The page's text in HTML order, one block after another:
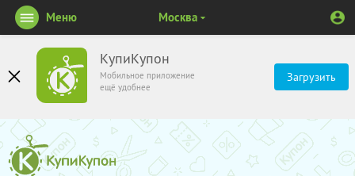
КупиКупон
Мобильное приложение
ещё удобнее
Загрузить
Меню Москва